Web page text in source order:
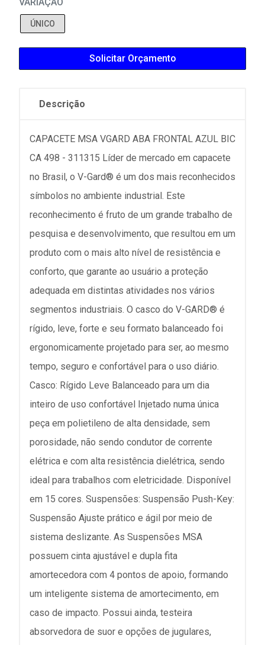
ÚNICO
Solicitar Orçamento
Descrição
CAPACETE MSA VGARD ABA FRONTAL AZUL BIC
CA 498 - 311315 Líder de mercado em capacete
no Brasil, o V-Gard® é um dos mais reconhecidos
símbolos no ambiente industrial. Este
reconhecimento é fruto de um grande trabalho de
pesquisa e desenvolvimento, que resultou em um
produto com o mais alto nível de resistência e
conforto, que garante ao usuário a proteção
adequada em distintas atividades nos vários
segmentos industriais. O casco do V-GARD® é
rígido, leve, forte e seu formato balanceado foi
ergonomicamente projetado para ser, ao mesmo
tempo, seguro e confortável para o uso diário.
Casco: Rígido Leve Balanceado para um dia
inteiro de uso confortável Injetado numa única
peça em polietileno de alta densidade, sem
porosidade, não sendo condutor de corrente
elétrica e com alta resistência dielétrica, sendo
ideal para trabalhos com eletricidade. Disponível
em 15 cores. Suspensões: Suspensão Push-Key:
Suspensão Ajuste prático e ágil por meio de
sistema deslizante. As Suspensões MSA
possuem cinta ajustável e dupla fita
amortecedora com 4 pontos de apoio, formando
um inteligente sistema de amortecimento, em
caso de impacto. Possui ainda, testeira
absorvedora de suor e opções de jugulares,